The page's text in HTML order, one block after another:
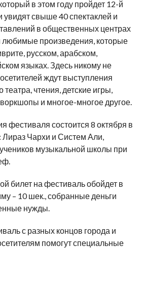
в этом году пройдет 12-й
увидят свыше 40 спектаклей и
в общественных центрах
любимые произведения, которые
русском, арабском,
языках. Здесь никому не
ждут выступления
театра, чтения, детские игры,
и многое-многое другое.
фестиваля состоится 8 октября в
Чархи и Систем Али,
музыкальной школы при
билет на фестиваль обойдет в
– 10 шек., собранные деньги
нужды.
с разных концов города и
помогут специальные